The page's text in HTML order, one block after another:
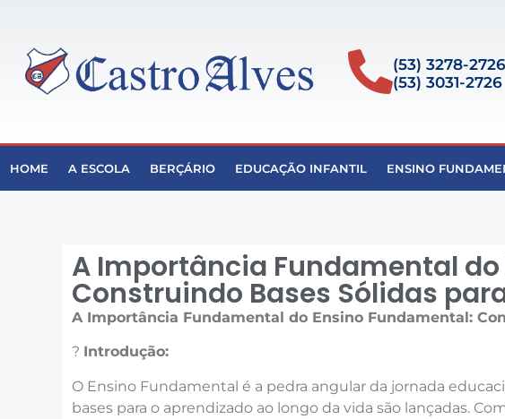
(53) 3278-2726
(53) 3031-2726
HOME A ESCOLA BERÇÁRIO EDUCAÇÃO INFANTIL ENSINO
A Importância Fundamental
Construindo Bases Sólidas
A Importância Fundamental do Ensino Fundamental:
? Introdução:
O Ensino Fundamental é a pedra angular da jornada
bases para o aprendizado ao longo da vida são lançadas.